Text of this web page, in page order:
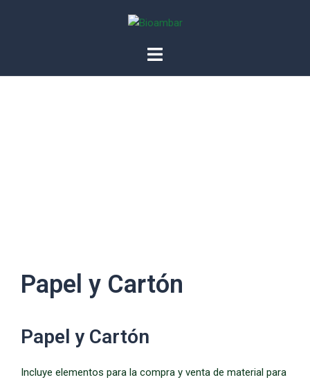
Papel y Cartón
Papel y Cartón
Incluye elementos para la compra y venta de material para